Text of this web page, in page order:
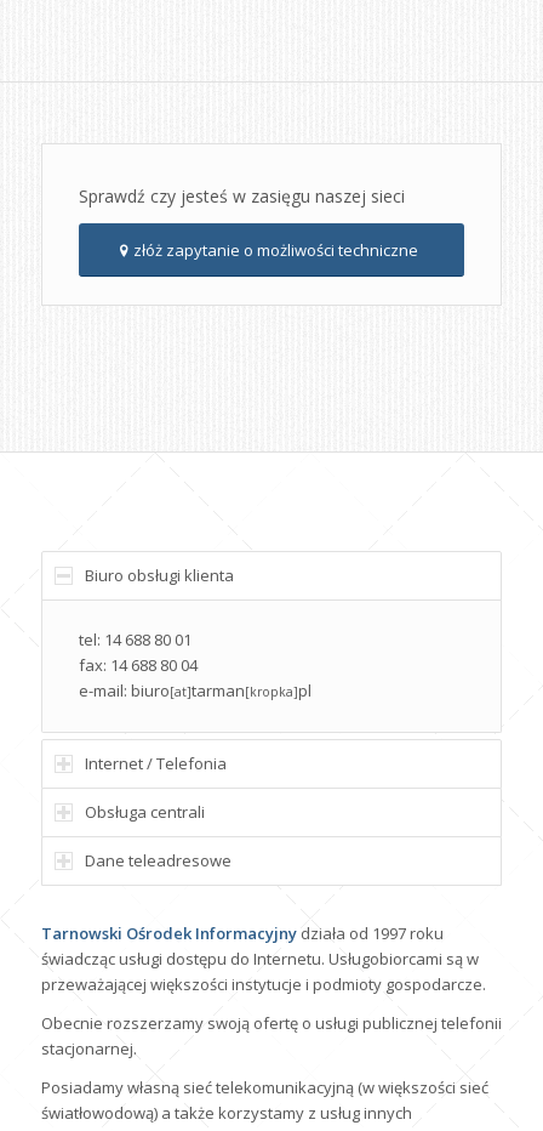
Sprawdź czy jesteś w zasięgu naszej sieci
złóż zapytanie o możliwości techniczne
Biuro obsługi klienta
tel: 14 688 80 01
fax: 14 688 80 04
e-mail: biuro[at]tarman[kropka]pl
Internet / Telefonia
Obsługa centrali
Dane teleadresowe
Tarnowski Ośrodek Informacyjnydziała od 1997 roku
świadcząc usługi dostępu do Internetu. Usługobiorcami są w
przeważającej większości instytucje i podmioty gospodarcze.
Obecnie rozszerzamy swoją ofertę o usługi publicznej telefonii
stacjonarnej.
Posiadamy własną sieć telekomunikacyjną (w większości sieć
światłowodową) a także korzystamy z usług innych